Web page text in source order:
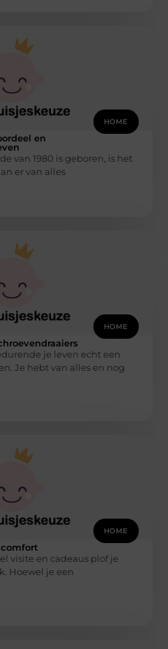
HOME
en
van 1980 is geboren, is het
er van alles
HOME
je leven echt een
Je hebt van alles en nog
HOME
visite en cadeaus plof je
Hoewel je een